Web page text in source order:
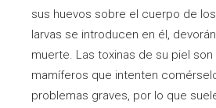
sus huevos sobre el cuerpo de
larvas se introducen en él,
muerte. Las toxinas de su piel
mamíferos que intenten
problemas graves, por lo que